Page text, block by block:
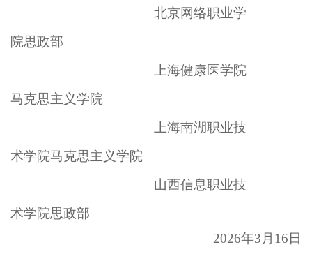
北京网络职业学
院思政部
上海健康医学院
马克思主义学院
上海南湖职业技
术学院马克思主义学院
山西信息职业技
术学院思政部
2026年3月16日